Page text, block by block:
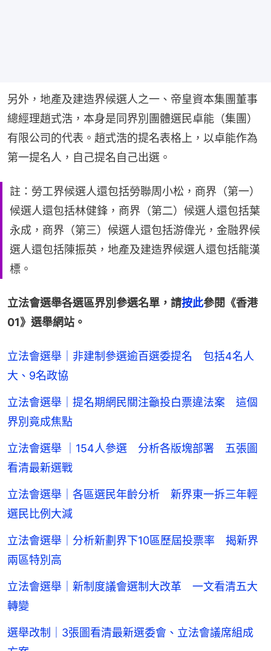
另外，地產及建造界候選人之一、帝皇資本集團董事
總經理趙式浩，本身是同界別團體選民卓能（集團）
有限公司的代表。趙式浩的提名表格上，以卓能作為
第一提名人，自己提名自己出選。
註：勞工界候選人還包括勞聯周小松，商界（第一）
候選人還包括林健鋒，商界（第二）候選人還包括葉
永成，商界（第三）候選人還包括游偉光，金融界候
選人還包括陳振英，地產及建造界候選人還包括龍漢
標。
立法會選舉各選區界別參選名單，請按此參閱《香港
01》選舉網站。
立法會選舉｜非建制參選逾百選委提名 包括4名人
大、9名政協
立法會選舉｜提名期網民關注籲投白票違法案 這個
界別竟成焦點
立法會選舉 ｜154人參選 分析各版塊部署 五張圖
看清最新選戰
立法會選舉｜各區選民年齡分析 新界東一拆三年輕
選民比例大減
立法會選舉｜分析新劃界下10區歷屆投票率 揭新界
兩區特別高
立法會選舉｜新制度議會選制大改革 一文看清五大
轉變
選舉改制｜3張圖看清最新選委會、立法會議席組成